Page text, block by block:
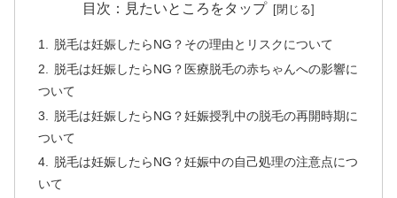
目次：見たいところをタップ
脱毛は妊娠したらNG？その理由とリスクについて
脱毛は妊娠したらNG？医療脱毛の赤ちゃんへの影響に
ついて
脱毛は妊娠したらNG？妊娠授乳中の脱毛の再開時期に
ついて
脱毛は妊娠したらNG？妊娠中の自己処理の注意点につ
いて